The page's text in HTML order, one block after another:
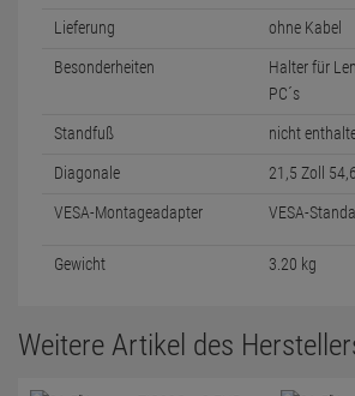
Lieferung ohne Kabel
Besonderheiten
Halter für
PC´s
Standfuß nicht
Diagonale 21,5 Zoll
VESA-Montageadapter VESA-
Gewicht 3.20 kg
Weitere Artikel des